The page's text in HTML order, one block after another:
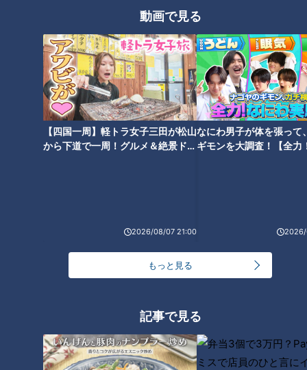
動画で見る
【四国一周】軽トラ女子三田が松山
から下道で一周！グルメ＆絶景ドラ
2026/08/07 21:00
なにわ男子が体を張って
ギモンを大調査！【全力
2026/
もっと見る
記事で見る
平松くん：「洋風カツ丼」っていうのはどういったものなんで
お店の方：カツに合う洋風のソースがたっぷりとかかった平皿
のカツ丼で、
ケチャップベースとデミグラスソースベースの２種類のソース
があります。
終戦後に長岡で最初にできた洋食屋さんの親父さんが、洋食を
食べて長岡市民に元気になってもらいたいという思いで、カツ
平松くん：へ～！そういうことか！
長岡市で生まれ育った皆さんは子どもの頃からずっとこの味を
食べている。
お店の方：そうなんです！